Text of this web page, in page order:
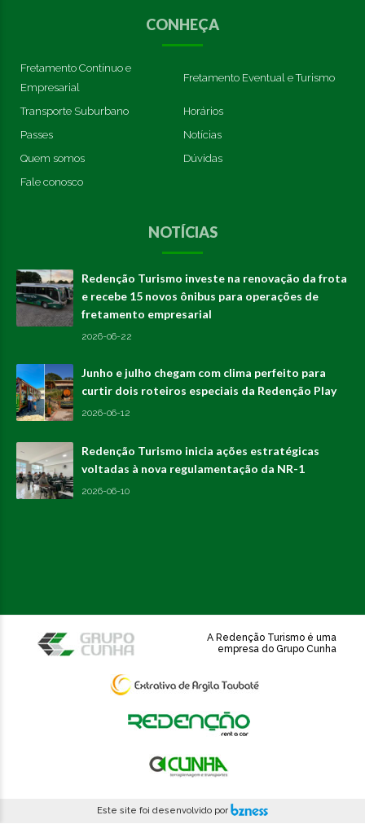
CONHEÇA
Fretamento Contínuo e
Empresarial
Fretamento Eventual e Turismo
Transporte Suburbano
Horários
Passes
Notícias
Quem somos
Dúvidas
Fale conosco
NOTÍCIAS
Redenção Turismo investe na renovação da frota
e recebe 15 novos ônibus para operações de
fretamento empresarial
2026-06-22
Junho e julho chegam com clima perfeito para
curtir dois roteiros especiais da Redenção Play
2026-06-12
Redenção Turismo inicia ações estratégicas
voltadas à nova regulamentação da NR-1
2026-06-10
A Redenção Turismo é uma
empresa do Grupo Cunha
Este site foi desenvolvido por